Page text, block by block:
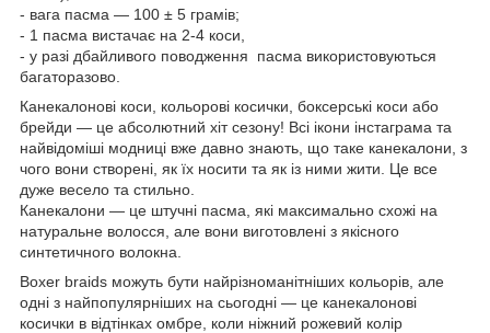
- вага пасма — 100 ± 5 грамів;
- 1 пасма вистачає на 2-4 коси,
- у разі дбайливого поводження пасма використовуються
багаторазово.
Канекалонові коси, кольорові косички, боксерські коси або
брейди — це абсолютний хіт сезону! Всі ікони інстаграма та
найвідоміші модниці вже давно знають, що таке канекалони, з
чого вони створені, як їх носити та як із ними жити. Це все
дуже весело та стильно.
Канекалони — це штучні пасма, які максимально схожі на
натуральне волосся, але вони виготовлені з якісного
синтетичного волокна.
Boxer braids можуть бути найрізноманітніших кольорів, але
одні з найпопулярніших на сьогодні — це канекалонові
косички в відтінках омбре, коли ніжний рожевий колір